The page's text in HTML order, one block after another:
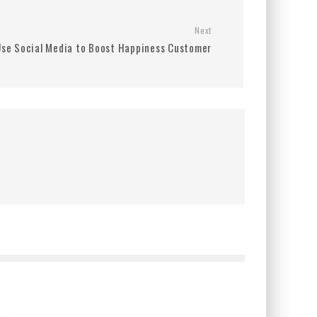
Next
Social Media to Boost Happiness Customer